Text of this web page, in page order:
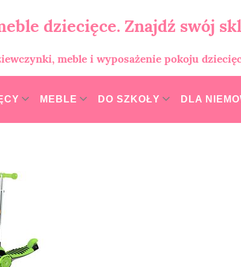
dziecięce. Znajdź swój
meble i wyposażenie pokoju
MEBLE DO SZKOŁY DLA